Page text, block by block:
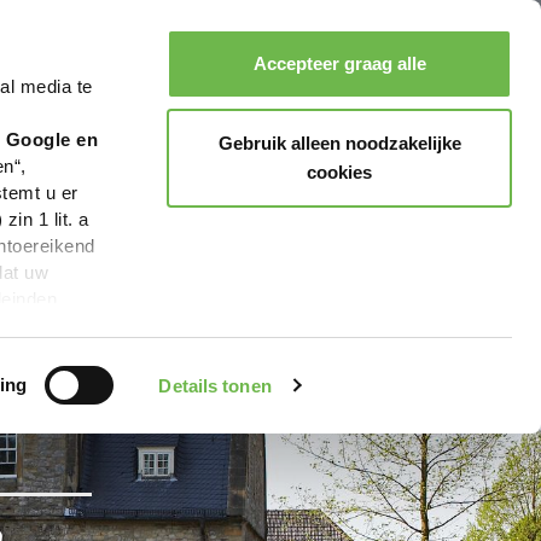
media te
en
u er
zin 1 lit. a
uw
Details tonen
Accepteer graag alle
Gebruik alleen noodzakelijke
cookies
Boeken Menu